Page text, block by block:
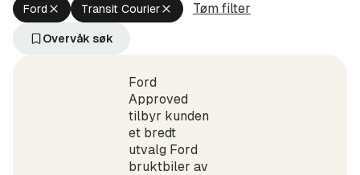
Ford Fjern
aktivt
filter
Transit Courier Fjern
aktivt
Tøm filter
Overvåk søk
Ford
Approved
tilbyr kunden
et bredt
utvalg Ford
bruktbiler av